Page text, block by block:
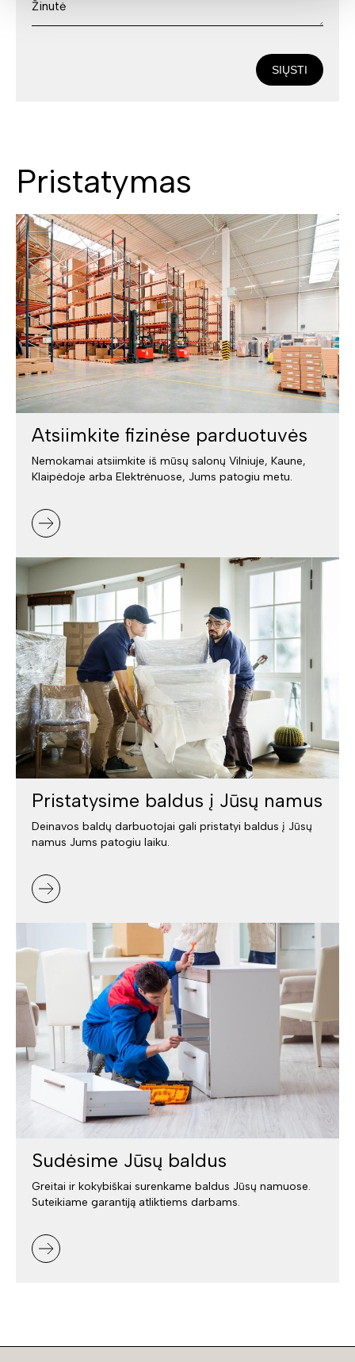
SIŲSTI
Pristatymas
Atsiimkite fizinėse parduotuvės
Nemokamai atsiimkite iš mūsų salonų Vilniuje, Kaune,
Klaipėdoje arba Elektrėnuose, Jums patogiu metu.
Pristatysime baldus į Jūsų namus
Deinavos baldų darbuotojai gali pristatyi baldus į Jūsų
namus Jums patogiu laiku.
Sudėsime Jūsų baldus
Greitai ir kokybiškai surenkame baldus Jūsų namuose.
Suteikiame garantiją atliktiems darbams.